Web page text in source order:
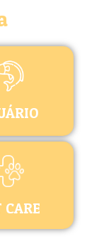
CARE